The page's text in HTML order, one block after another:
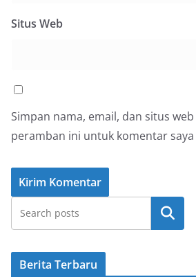
Situs Web
Simpan nama, email, dan situs
peramban ini untuk komentar
Cari
Berita Terbaru